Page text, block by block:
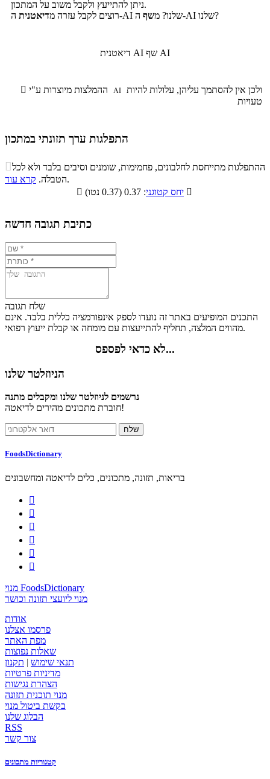
ניתן להתייעץ ולקבל משוב על המתכון.
רוצים לקבל עזרה מדיאטנית ה-AI שלנו? משף ה-AI שלנו?
דיאטנית AI שף AI
 AI
טעויות
התפלגות ערך תזונתי במתכון
התפלגות ערך תזונתי במתכון
סיבים
תזונתיים
שומנים חלבונים
67.8%
ההתפלגות מתייחסת לחלבונים, פחמימות, שומנים וסיבים בלבד ולא לכל
הטבלה. קרא עוד
.

יחס קטוגני 
כתיבת תגובה חדשה
שלח תגובה
התכנים המופיעים באתר זה נועדו לספק אינפורמציה כללית בלבד. אינם
מהווים המלצה, תחליף להתייעצות עם מומחה או קבלת ייעוץ רפואי.
לא כדאי לפספס...
הניוזלטר שלנו
נרשמים לניוזלטר שלנו ומקבלים מתנה
חוברת מתכונים מהירים לדיאטה!
FoodsDictionary
בריאות, תזונה, מתכונים, כלים לדיאטה ומחשבונים






מנוי FoodsDictionary
מנוי ליועצי תזונה וכושר
אודות
פרסמו אצלנו
מפת האתר
שאלות נפוצות
תנאי שימוש | תקנון
מדיניות פרטיות
הצהרת נגישות
מנוי תוכנית תזונה
בקשת ביטול מנוי
הבלוג שלנו
RSS
צור קשר
קטגוריות מתכונים